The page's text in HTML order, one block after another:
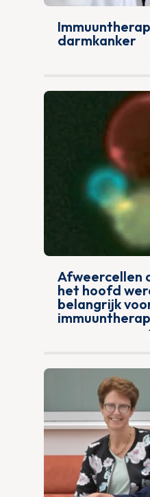
darmkanker
Afweercellen
het hoofd
belangrijk